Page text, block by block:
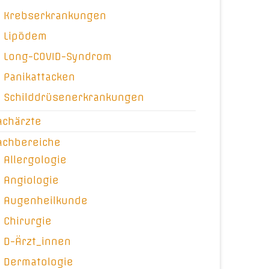
Krebserkrankungen
Lipödem
Long-COVID-Syndrom
Panikattacken
Schilddrüsenerkrankungen
Allergologie
Angiologie
Augenheilkunde
Chirurgie
D-Ärzt_innen
Dermatologie